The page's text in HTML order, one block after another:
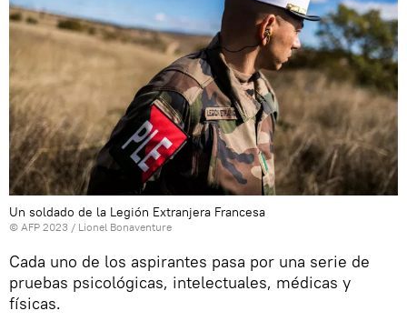
Un soldado de la Legión Extranjera Francesa
© AFP 2023 / Lionel Bonaventure
Cada uno de los aspirantes pasa por una serie de
pruebas psicológicas, intelectuales, médicas y
físicas.